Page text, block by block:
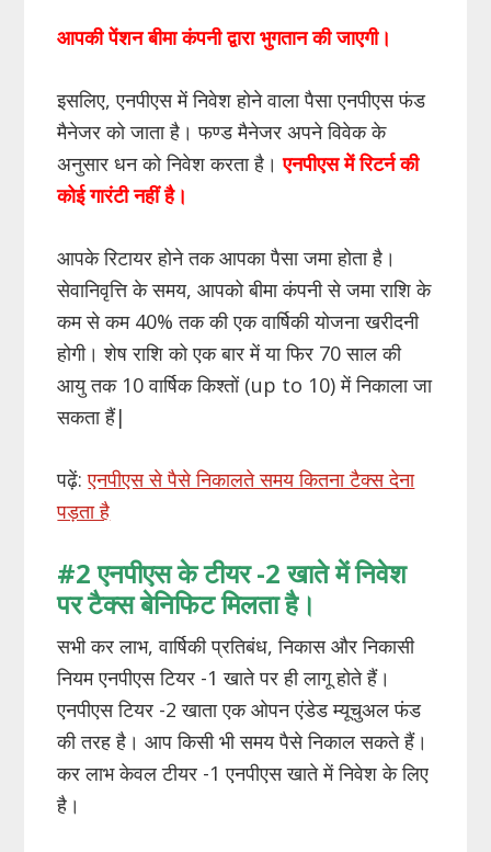
आपकी पेंशन बीमा कंपनी द्वारा भुगतान की जाएगी।
इसलिए, एनपीएस में निवेश होने वाला पैसा एनपीएस फंड
मैनेजर को जाता है। फण्ड मैनेजर अपने विवेक के
अनुसार धन को निवेश करता है।एनपीएस में रिटर्न की
कोई गारंटी नहीं है।
आपके रिटायर होने तक आपका पैसा जमा होता है।
सेवानिवृत्ति के समय, आपको बीमा कंपनी से जमा राशि के
कम से कम 40% तक की एक वार्षिकी योजना खरीदनी
होगी। शेष राशि को एक बार में या फिर 70 साल की
आयु तक 10 वार्षिक किश्तों (up to 10) में निकाला जा
सकता हैं|
पढ़ें:एनपीएस से पैसे निकालते समय कितना टैक्स देना
पड़ता है
#2 एनपीएस के टीयर -2 खाते में निवेश
पर टैक्स बेनिफिट मिलता है।
सभी कर लाभ, वार्षिकी प्रतिबंध, निकास और निकासी
नियम एनपीएस टियर -1 खाते पर ही लागू होते हैं।
एनपीएस टियर -2 खाता एक ओपन एंडेड म्यूचुअल फंड
की तरह है। आप किसी भी समय पैसे निकाल सकते हैं।
कर लाभ केवल टीयर -1 एनपीएस खाते में निवेश के लिए
है।